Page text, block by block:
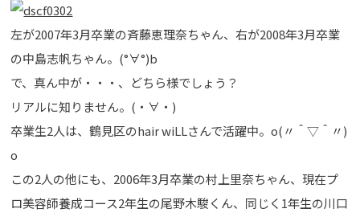
左が2007年3月卒業の斉藤恵理奈ちゃん、右が2008年3月卒業
の中島志帆ちゃん。(°∀°)b
で、真ん中が・・・、どちら様でしょう？
リアルに知りません。(・∀・)
卒業生2人は、鶴見区のhair wiLLさんで活躍中。o(〃＾▽＾〃)
o
この2人の他にも、2006年3月卒業の村上里奈ちゃん、現在プ
ロ美容師養成コース2年生の尾野木駿くん、同じく1年生の川口